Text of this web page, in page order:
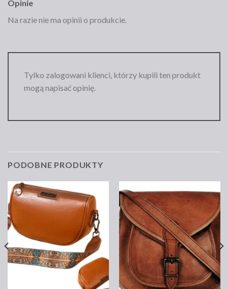
Opinie
Na razie nie ma opinii o produkcie.
Tylko zalogowani klienci, którzy kupili ten produkt
mogą napisać opinię.
PODOBNE PRODUKTY